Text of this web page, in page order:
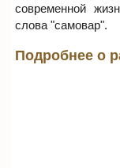
современной
слова "самовар".
Подробнее о